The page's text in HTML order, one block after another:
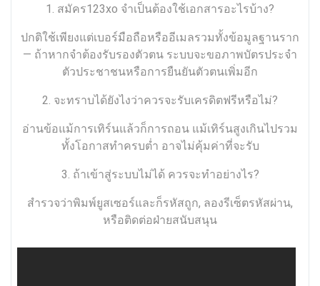
1. สมัคร123xo จำเป็นต้องใช้เอกสารอะไรบ้าง?
ปกติใช้เพียงแต่เบอร์มือถือหรืออีเมลรวมทั้งข้อมูลฐานราก
— ถ้าหากจำต้องรับรองตัวตน ระบบจะขอภาพบัตรประจำ
ตัวประชาชนหรือการยืนยันตัวตนเพิ่มอีก
2. จะทราบได้ยังไงว่าควรจะรับเครดิตฟรีหรือไม่?
อ่านข้อแม้การเทิร์นแล้วก็การถอน แม้เทิร์นสูงเกินไปรวม
ทั้งโอกาสทำครบต่ำ อาจไม่คุ้มค่าที่จะรับ
3. ถ้าเข้าสู่ระบบไม่ได้ ควรจะทำอย่างไร?
สำรวจว่าพิมพ์ยูสเซอร์และก็รหัสถูก, ลองรีเซ็ตรหัสผ่าน,
หรือติดต่อฝ่ายสนับสนุน